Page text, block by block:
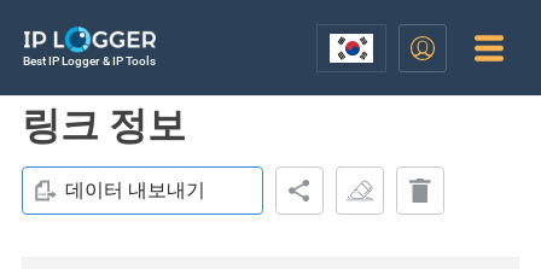
Best IP Logger & IP Tools
링크 정보
데이터 내보내기